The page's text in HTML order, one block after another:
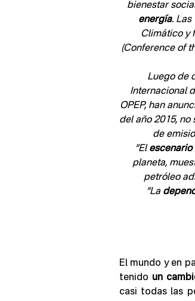
bienestar
energía. Las
Climático y
(Conference of
Luego de
Internacional
OPEP, han
del año 2015,
de
“El escenario
planeta,
petróleo
“La
El mundo y en
tenido un
casi todas las